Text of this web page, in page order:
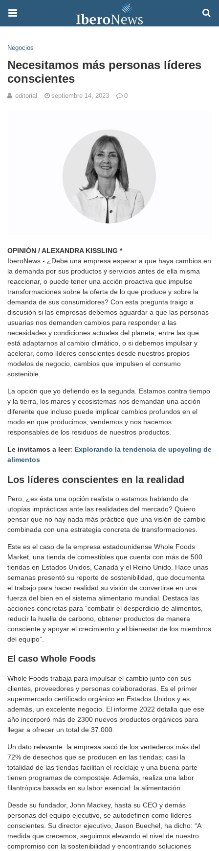
Negocios
Necesitamos más personas líderes
conscientes
editorial septiembre 14, 2023 0
OPINIÓN / ALEXANDRA KISSLING *
IberoNews.- ¿Debe una empresa esperar a que haya cambios en
la demanda por sus productos y servicios antes de ella misma
reaccionar, o puede tener una acción proactiva que impulse
transformaciones sobre la oferta de lo que produce y sobre la
demanda de sus consumidores? Con esta pregunta traigo a
discusión si las empresas debemos aguardar a que las personas
usuarias nos demanden cambios para responder a las
necesidades y condiciones actuales del planeta, entre las que
está adaptarnos al cambio climático, o si debemos impulsar y
acelerar, como líderes conscientes desde nuestros propios
modelos de negocio, cambios que impulsen el consumo
sostenible.
La opción que yo defiendo es la segunda. Estamos contra tiempo
y la tierra, los mares y ecosistemas nos demandan una acción
diferente que incluso puede implicar cambios profundos en el
modo en que producimos, vendemos y nos hacemos
responsables de los residuos de nuestros productos.
Le invitamos a leer: Explorando la tendencia de upcycling de
alimentos
Los líderes conscientes en la realidad
Pero, ¿es ésta una opción realista o estamos hablando de
utopías imprácticas ante las realidades del mercado? Quiero
pensar que no hay nada más práctico que una visión de cambio
combinada con una estrategia concreta de transformaciones.
Este es el caso de la empresa estadounidense Whole Foods
Market, una tienda de comestibles que cuenta con más de 500
tiendas en Estados Unidos, Canadá y el Reino Unido. Hace unas
semanas presentó su reporte de sostenibilidad, que documenta
el trabajo para hacer realidad su visión de convertirse en una
fuerza del bien en el sistema alimentario mundial. Destaca las
acciones concretas para “combatir el desperdicio de alimentos,
reducir la huella de carbono, obtener productos de manera
consciente y apoyar el crecimiento y el bienestar de los miembros
del equipo”.
El caso Whole Foods
Whole Foods trabaja para impulsar el cambio junto con sus
clientes, proveedores y personas colaboradoras. Es el primer
supermercado certificado orgánico en Estados Unidos y es,
además, un excelente negocio. El informe 2022 detalla que ese
año incorporó más de 2300 nuevos productos orgánicos para
llegar a ofrecer un total de 37.000.
Un dato relevante: la empresa sacó de los vertederos más del
72% de desechos que se producen en las tiendas; casi la
totalidad de las tiendas facilitan el reciclaje y una buena parte
tienen programas de compostaje. Además, realiza una labor
filantrópica basada en su labor esencial: la alimentación.
Desde su fundador, John Mackey, hasta su CEO y demás
personas del equipo ejecutivo, se autodefinen como líderes
conscientes. Su director ejecutivo, Jason Buechel, ha dicho: “A
medida que crecemos, seguimos elevando el nivel de nuestro
compromiso con la sostenibilidad y encontrando soluciones